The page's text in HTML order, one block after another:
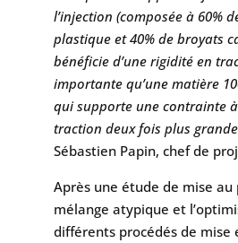
l’injection (composée à 60%
plastique et 40% de broyats
bénéficie d’une rigidité en
importante qu’une matière
qui supporte une contrainte
traction deux fois plus grande
Sébastien Papin, chef de
Après une étude de mise au
mélange atypique et
différents procédés de mise